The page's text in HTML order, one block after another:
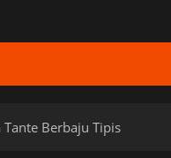
Tante Berbaju Tipis